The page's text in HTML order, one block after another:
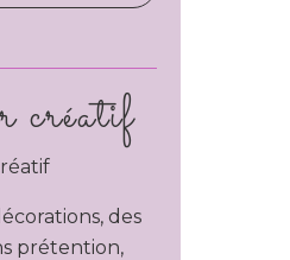
créatif
des
prétention,